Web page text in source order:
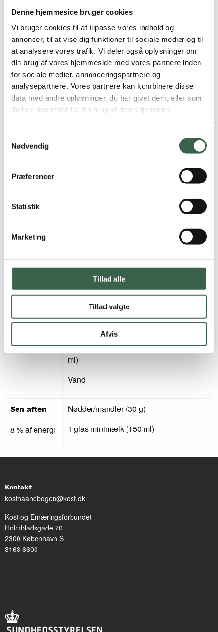
Denne hjemmeside bruger cookies
Vi bruger cookies til at tilpasse vores indhold og
annoncer, til at vise dig funktioner til sociale medier og til
at analysere vores trafik. Vi deler også oplysninger om
din brug af vores hjemmeside med vores partnere inden
for sociale medier, annonceringspartnere og
analysepartnere. Vores partnere kan kombinere disse
data med andre oplysninger, du har givet dem, eller som
de har indsamlet fra din brug af deres tjenester.
Nødvendig
Præferencer
Statistik
Marketing
Tillad alle
Tillad valgte
Afvis
g)
1 frikadellemad (40 g) med rødbede (10
g)
1 portion råkost (65 g gulerod, 35 g
hvidkål, 15 g olie/eddikedressing)
1 glas minimælk (150 ml)
Eftermiddag
10 % af
2 stk. fuldkornsknækbrød (24 g)
energi
Kyllingefilet (125 g tilberedt/(150 g råt)
Olie (10 g)
Skysovs, ca. 1 dl (5 g hvedemel til
jævning)
Jordbærgrød (150 ml) med minimælk (50
ml)
Vand
Sen aften
8 % af energi
Nødder/mandler (30 g)
1 glas minimælk (150 ml)
Kontakt
kosthaandbogen@kost.dk
Kost og Ernæringsforbundet
Holmbladsgade 70
2300 København S
3163 6600